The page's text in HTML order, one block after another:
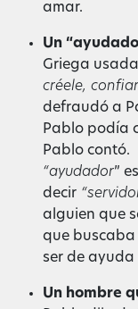
amar.
Un
Griega
créele,
defraudó a
Pablo podía
Pablo
“ayudador”
decir
alguien que
que
ser de ayuda
Un hombre